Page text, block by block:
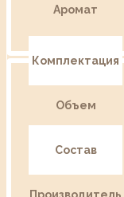
Аромат
Комплектация
Объем
Состав
Производитель